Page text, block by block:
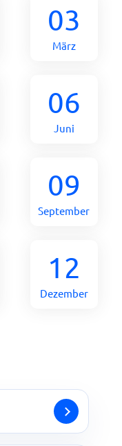
03
März
06
Juni
09
September
12
Dezember